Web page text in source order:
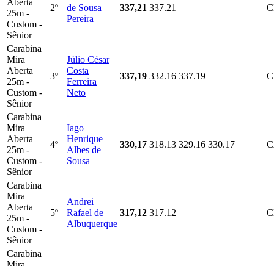
25m -
Custom -
Sênior
2º
de Sousa
Pereira
337,21 337.21
Carabina
Mira
Aberta
25m -
Custom -
Sênior
3º
Júlio César
Costa
Ferreira
Neto
337,19 332.16 337.19
Carabina
Mira
Aberta
25m -
Custom -
Sênior
4º
Iago
Henrique
Albes de
Sousa
330,17 318.13 329.16 330.17
Carabina
Mira
Aberta
25m -
Custom -
Sênior
5º
Andrei
Rafael de
Albuquerque
317,12 317.12
Carabina